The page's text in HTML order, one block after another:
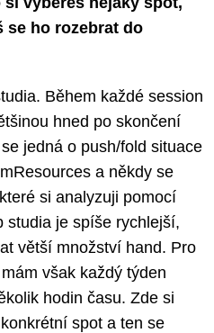
se ho rozebrat do
Během každé session
hned po skončení
jedná o push/fold situace
a někdy se
si analyzuji pomocí
studia je spíše rychlejší,
větší množství hand. Pro
však každý týden
hodin času. Zde si
spot a ten se